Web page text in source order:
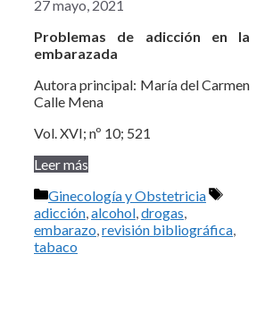
27 mayo, 2021
Problemas de adicción en la
embarazada
Autora principal: María del Carmen
Calle Mena
Vol. XVI; nº 10; 521
Leer más
Categorías
Ginecología y Obstetricia
Etiquetas
adicción,alcohol,drogas,
embarazo,revisión bibliográfica,
tabaco